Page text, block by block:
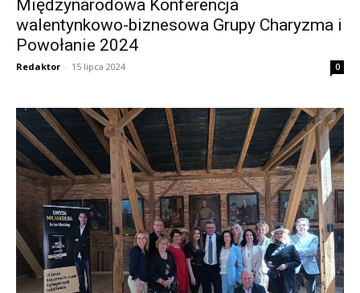
Międzynarodowa Konferencja
walentynkowo-biznesowa Grupy Charyzma i
Powołanie 2024
Redaktor - 15 lipca 2024 0